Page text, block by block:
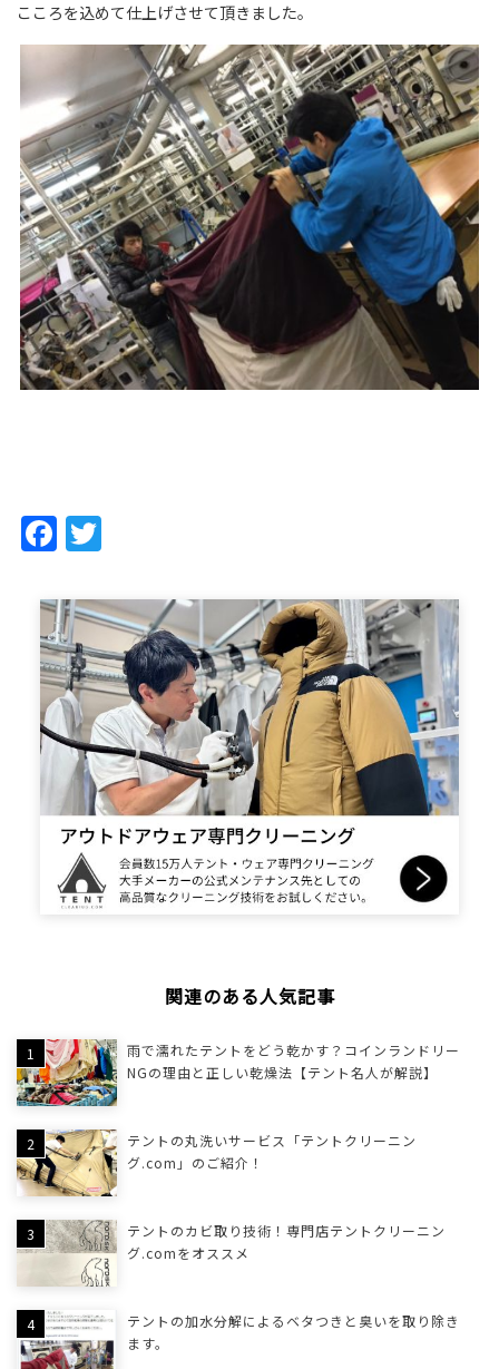
こころを込めて仕上げさせて頂きました。
Facebook
関連のある人気記事
雨で濡れたテントをどう乾かす？コインランドリー
NGの理由と正しい乾燥法【テント名人が解説】
テントの丸洗いサービス「テントクリーニン
グ.com」のご紹介！
テントのカビ取り技術！専門店テントクリーニン
グ.comをオススメ
テントの加水分解によるベタつきと臭いを取り除き
ます。